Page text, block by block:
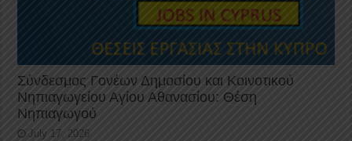
Σύνδεσμος Γονέων Δημοσίου και Κοινοτικού
Νηπιαγωγείου Αγίου Αθανασίου: Θέση
Νηπιαγωγού
July 17, 2026